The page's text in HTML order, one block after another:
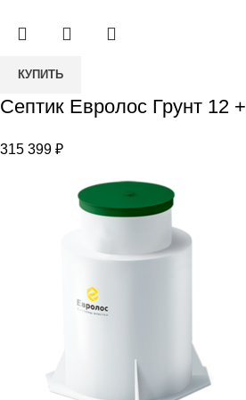
Количество
Септик
Грунт
КУПИТЬ
Септик Евролос Грунт 12 +
315 399 ₽